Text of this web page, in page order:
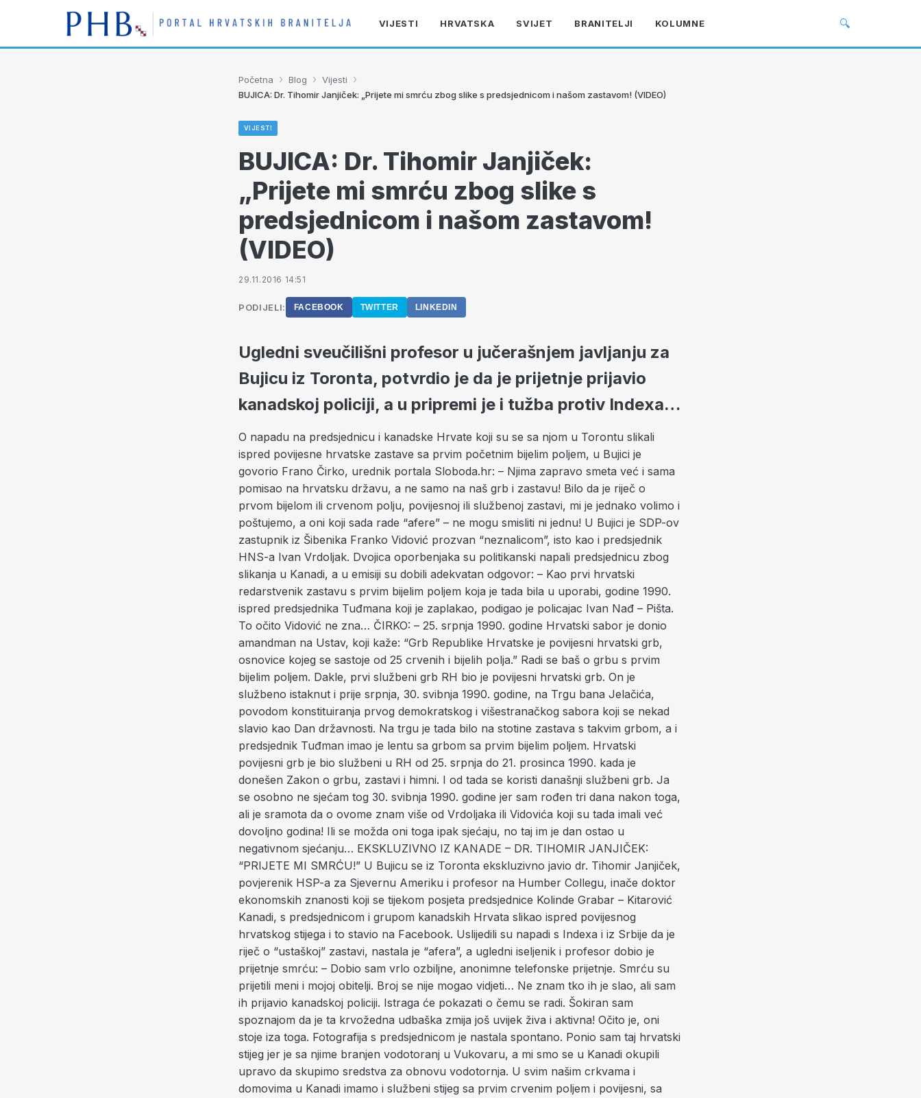
VIJESTI HRVATSKA SVIJET BRANITELJI KOLUMNE 🔍
Početna › Blog › Vijesti ›
BUJICA: Dr. Tihomir Janjiček: „Prijete mi smrću zbog slike s predsjednicom i našom zastavom! (VIDEO)
VIJESTI
BUJICA: Dr. Tihomir Janjiček:
„Prijete mi smrću zbog slike s
predsjednicom i našom zastavom!
(VIDEO)
29.11.2016 14:51
PODIJELI: FACEBOOK TWITTER LINKEDIN
Ugledni sveučilišni profesor u jučerašnjem javljanju za
Bujicu iz Toronta, potvrdio je da je prijetnje prijavio
kanadskoj policiji, a u pripremi je i tužba protiv Indexa…
O napadu na predsjednicu i kanadske Hrvate koji su se sa njom u Torontu slikali
ispred povijesne hrvatske zastave sa prvim početnim bijelim poljem, u Bujici je
govorio Frano Čirko, urednik portala Sloboda.hr: – Njima zapravo smeta već i sama
pomisao na hrvatsku državu, a ne samo na naš grb i zastavu! Bilo da je riječ o
prvom bijelom ili crvenom polju, povijesnoj ili službenoj zastavi, mi je jednako volimo i
poštujemo, a oni koji sada rade “afere” – ne mogu smisliti ni jednu! U Bujici je SDP-ov
zastupnik iz Šibenika Franko Vidović prozvan “neznalicom”, isto kao i predsjednik
HNS-a Ivan Vrdoljak. Dvojica oporbenjaka su politikanski napali predsjednicu zbog
slikanja u Kanadi, a u emisiji su dobili adekvatan odgovor: – Kao prvi hrvatski
redarstvenik zastavu s prvim bijelim poljem koja je tada bila u uporabi, godine 1990.
ispred predsjednika Tuđmana koji je zaplakao, podigao je policajac Ivan Nađ – Pišta.
To očito Vidović ne zna… ČIRKO: – 25. srpnja 1990. godine Hrvatski sabor je donio
amandman na Ustav, koji kaže: “Grb Republike Hrvatske je povijesni hrvatski grb,
osnovice kojeg se sastoje od 25 crvenih i bijelih polja.” Radi se baš o grbu s prvim
bijelim poljem. Dakle, prvi službeni grb RH bio je povijesni hrvatski grb. On je
službeno istaknut i prije srpnja, 30. svibnja 1990. godine, na Trgu bana Jelačića,
povodom konstituiranja prvog demokratskog i višestranačkog sabora koji se nekad
slavio kao Dan državnosti. Na trgu je tada bilo na stotine zastava s takvim grbom, a i
predsjednik Tuđman imao je lentu sa grbom sa prvim bijelim poljem. Hrvatski
povijesni grb je bio službeni u RH od 25. srpnja do 21. prosinca 1990. kada je
donešen Zakon o grbu, zastavi i himni. I od tada se koristi današnji službeni grb. Ja
se osobno ne sjećam tog 30. svibnja 1990. godine jer sam rođen tri dana nakon toga,
ali je sramota da o ovome znam više od Vrdoljaka ili Vidovića koji su tada imali već
dovoljno godina! Ili se možda oni toga ipak sjećaju, no taj im je dan ostao u
negativnom sjećanju… EKSKLUZIVNO IZ KANADE – DR. TIHOMIR JANJIČEK:
“PRIJETE MI SMRĆU!” U Bujicu se iz Toronta ekskluzivno javio dr. Tihomir Janjiček,
povjerenik HSP-a za Sjevernu Ameriku i profesor na Humber Collegu, inače doktor
ekonomskih znanosti koji se tijekom posjeta predsjednice Kolinde Grabar – Kitarović
Kanadi, s predsjednicom i grupom kanadskih Hrvata slikao ispred povijesnog
hrvatskog stijega i to stavio na Facebook. Uslijedili su napadi s Indexa i iz Srbije da je
riječ o “ustaškoj” zastavi, nastala je “afera”, a ugledni iseljenik i profesor dobio je
prijetnje smrću: – Dobio sam vrlo ozbiljne, anonimne telefonske prijetnje. Smrću su
prijetili meni i mojoj obitelji. Broj se nije mogao vidjeti… Ne znam tko ih je slao, ali sam
ih prijavio kanadskoj policiji. Istraga će pokazati o čemu se radi. Šokiran sam
spoznajom da je ta krvožedna udbaška zmija još uvijek živa i aktivna! Očito je, oni
stoje iza toga. Fotografija s predsjednicom je nastala spontano. Ponio sam taj hrvatski
stijeg jer je sa njime branjen vodotoranj u Vukovaru, a mi smo se u Kanadi okupili
upravo da skupimo sredstva za obnovu vodotornja. U svim našim crkvama i
domovima u Kanadi imamo i službeni stijeg sa prvim crvenim poljem i povijesni, sa